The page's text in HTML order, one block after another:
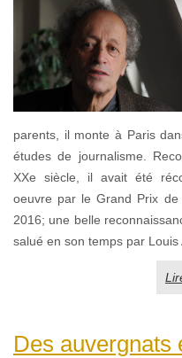
parents, il monte à Paris
études de journalisme.
XXe siècle, il avait été
oeuvre par le Grand Prix
2016; une belle
salué en son temps par Louis
Des auvergnats